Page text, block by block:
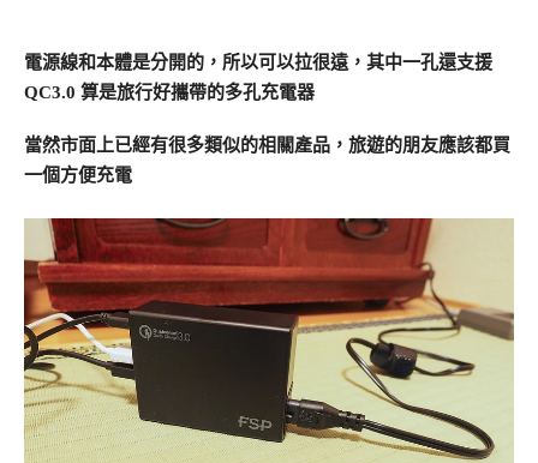
電源線和本體是分開的，所以可以拉很遠，其中一孔還支援
QC3.0 算是旅行好攜帶的多孔充電器
當然市面上已經有很多類似的相關產品，旅遊的朋友應該都買
一個方便充電